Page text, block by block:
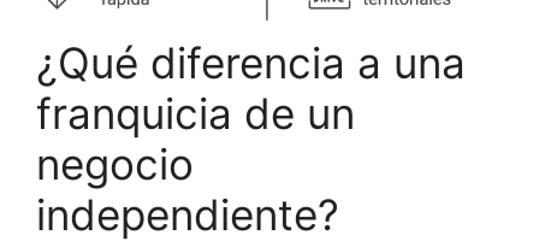
¿Qué diferencia a una
franquicia de un
negocio
independiente?